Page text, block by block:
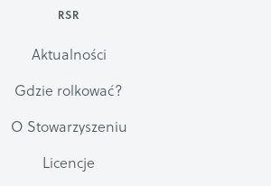
RSR
Aktualności
Gdzie rolkować?
O Stowarzyszeniu
Licencje